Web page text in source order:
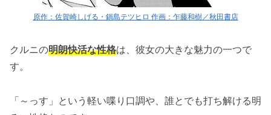
原作：佐賀崎しげる・鍋島テツヒロ 作画：乍藤和樹／秋田書店
クルニの明朗快活な性格は、彼女の大きな魅力の一つで
す。
「～っす」という軽い喋り口調や、誰とでも打ち解ける明